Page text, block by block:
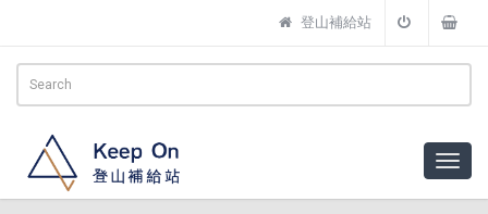
登山補給站